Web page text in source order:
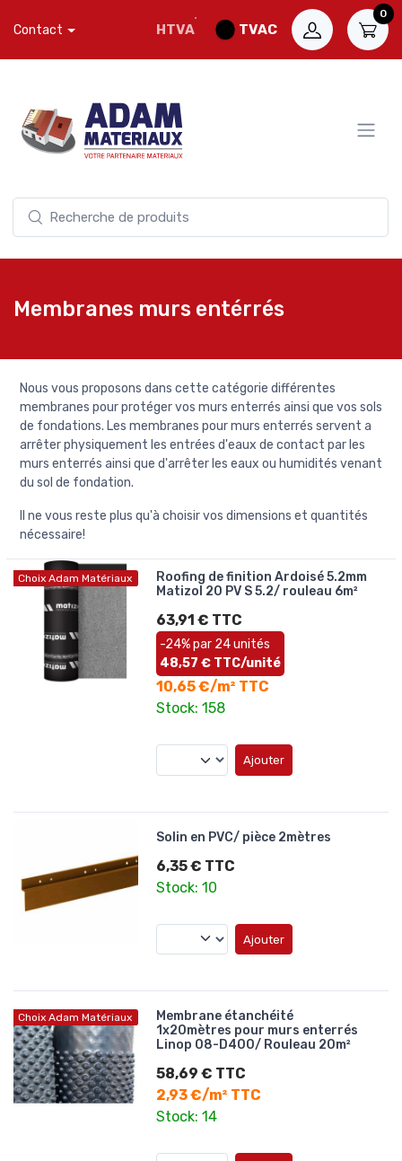
Contact HTVA TVAC
0
Membranes murs entérrés
Nous vous proposons dans cette catégorie différentes
membranes pour protéger vos murs enterrés ainsi que vos sols
de fondations. Les membranes pour murs enterrés servent a
arrêter physiquement les entrées d'eaux de contact par les
murs enterrés ainsi que d'arrêter les eaux ou humidités venant
du sol de fondation.
Il ne vous reste plus qu'à choisir vos dimensions et quantités
nécessaire!
Choix Adam Matériaux
Roofing de finition Ardoisé 5.2mm
Matizol 20 PV S 5.2/ rouleau 6m²
63,91 € TTC
-24% par 24 unités
48,57 € TTC/unité
10,65 €/m² TTC
Stock: 158
Ajouter
Solin en PVC/ pièce 2mètres
6,35 € TTC
Stock: 10
Ajouter
Choix Adam Matériaux
Membrane étanchéité
1x20mètres pour murs enterrés
Linop 08-D400/ Rouleau 20m²
58,69 € TTC
2,93 €/m² TTC
Stock: 14